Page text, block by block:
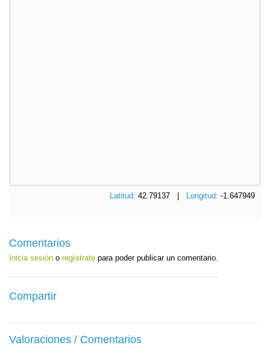
Latitud: 42.79137 | Longitud: -1.647949
Comentarios
Inicia sesión o regístrate para poder publicar un comentario.
Compartir
Valoraciones / Comentarios